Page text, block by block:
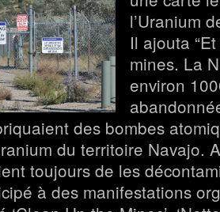
l’Uranium
Il ajouta
mines. La
environ
des bombes
du territoire Navajo.
toujours de les
à des manifestations